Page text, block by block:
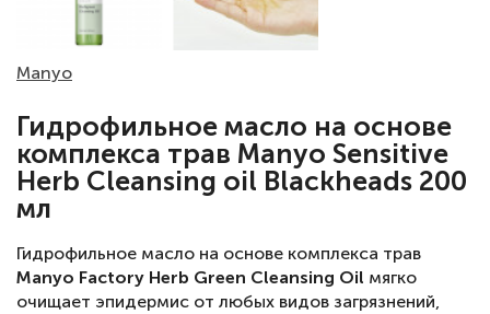
Manyo
Гидрофильное масло на основе
комплекса трав Manyo Sensitive
Herb Cleansing oil Blackheads 200
мл
Гидрофильное масло на основе комплекса трав
Manyo Factory Herb Green Cleansing Oil мягко
очищает эпидермис от любых видов загрязнений,